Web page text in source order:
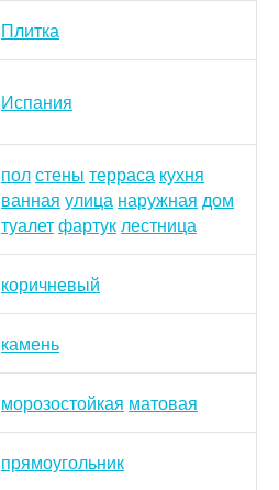
Плитка
Испания
полстены терраса кухня
ванная улица наружная дом
туалетфартуклестница
коричневый
камень
морозостойкая матовая
прямоугольник